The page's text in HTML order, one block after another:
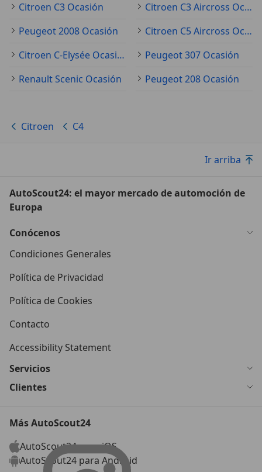
Citroen C3 Ocasión
Citroen C3 Aircross Ocasión
Peugeot 2008 Ocasión
Citroen C5 Aircross Ocasión
Citroen C-Elysée Ocasión
Peugeot 307 Ocasión
Renault Scenic Ocasión
Peugeot 208 Ocasión
Citroen C4
Ir arriba
AutoScout24: el mayor mercado de automoción de
Europa
Conócenos
Condiciones Generales
Política de Privacidad
Política de Cookies
Contacto
Accessibility Statement
Servicios
Clientes
Más AutoScout24
AutoScout24 para iOS
AutoScout24 para Android